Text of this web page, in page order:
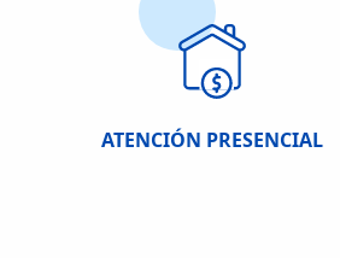
ATENCIÓN PRESENCIAL